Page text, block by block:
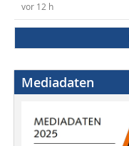
vor 12 h
Mediadaten